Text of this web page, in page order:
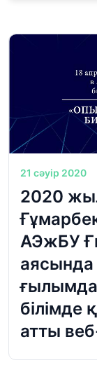
21 сәуір 2020
2020
АЭжБУ
аясында
білімде
атты